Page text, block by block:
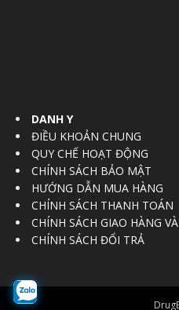
DANH Y
ĐIỀU KHOẢN CHUNG
QUY CHẾ HOẠT ĐỘNG
CHÍNH SÁCH BẢO MẬT
HƯỚNG DẪN MUA HÀNG
CHÍNH SÁCH THANH TOÁN
CHÍNH SÁCH GIAO HÀNG
CHÍNH SÁCH ĐỔI TRẢ